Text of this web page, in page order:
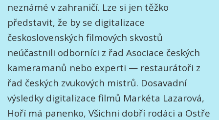
neznámé v zahraničí. Lze si jen těžko
představit, že by se digitalizace
československých filmových skvostů
neúčastnili odborníci z řad Asociace českých
kameramanů nebo experti — restaurátoři z
řad českých zvukových mistrů. Dosavadní
výsledky digitalizace filmů Markéta Lazarová,
Hoří má panenko, Všichni dobří rodáci a Ostře